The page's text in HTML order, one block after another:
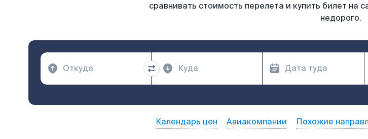
сравнивать стоимость перелета и купить билет
недорого.
Календарь цен Авиакомпании Похожие